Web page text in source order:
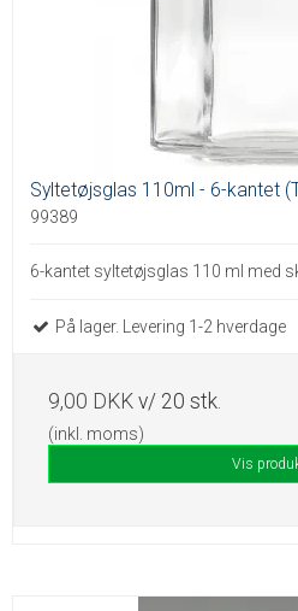
Syltetøjsglas 110ml - 6-kantet
99389
6-kantet syltetøjsglas 110 ml med
På lager. Levering 1-2 hverdage
9,00 DKK v/ 20 stk.
(inkl. moms)
Vis